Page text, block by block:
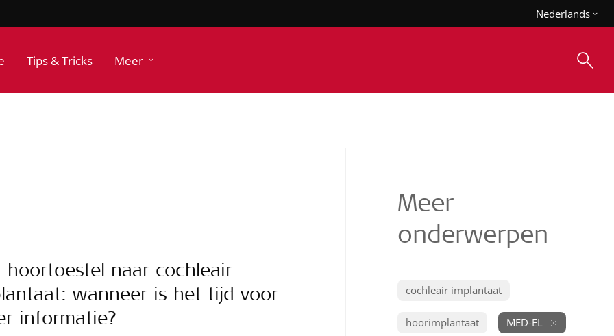
Nederlands
Tips & Tricks Meer
hoortoestel naar cochleair
wanneer is het tijd voor
informatie?
Meer
onderwerpen
cochleair implantaat
hoorimplantaat MED-EL